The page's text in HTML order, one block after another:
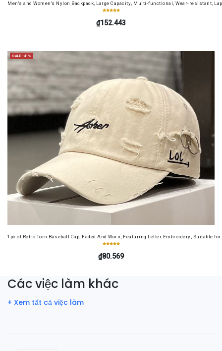
Men's and Women's Nylon Backpack, Large Capacity, Multi-functional, Wear-resistant,
₫152.443
SALE -41%
1pc of Retro Torn Baseball Cap, Faded And Worn, Featuring Letter Embroidery, Suitable
₫80.569
Các việc làm khác
+ Xem tất cả việc làm